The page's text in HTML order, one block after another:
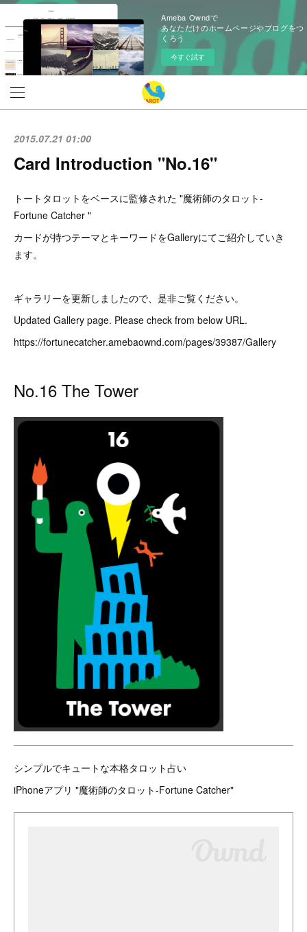
Ameba Owndで
あなただけのホームページやブログをつ
くろう
今すぐ試す
2015.07.21 01:00
Card Introduction "No.16"
トートタロットをベースに監修された "魔術師のタロット-
Fortune Catcher "
カードが持つテーマとキーワードをGalleryにてご紹介していき
ます。
ギャラリーを更新しましたので、是非ご覧ください。
Updated Gallery page. Please check from below URL.
https://fortunecatcher.amebaownd.com/pages/39387/Gallery
No.16 The Tower
シンプルでキュートな本格タロット占い
iPhoneアプリ "魔術師のタロット-Fortune Catcher"